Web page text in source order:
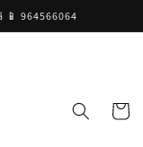
📱 964566064